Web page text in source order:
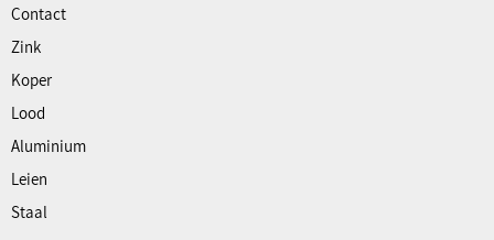
Contact
Zink
Koper
Lood
Aluminium
Leien
Staal